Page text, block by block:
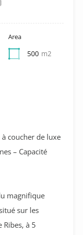
Area
500 m2
coucher de luxe
– Capacité
magnifique
sur les
Ribes, à 5